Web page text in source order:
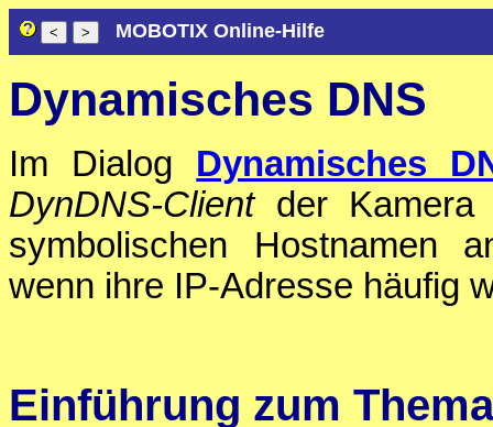
MOBOTIX Online-Hilfe
Dynamisches DNS
Im Dialog Dynamisches
DynDNS-Clientder Kamera
symbolischen Hostnamen
wenn ihre IP-Adresse häufig
Einführung zum Thema